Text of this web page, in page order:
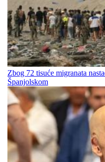
Zbog 72 tisuće migranata
Španjolskom